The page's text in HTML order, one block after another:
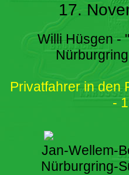
17.
Willi Hüsgen -
Privatfahrer in den
-
Jan-Wellem-
Nürburgring-